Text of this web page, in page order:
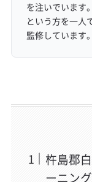
を注いでいます
という方を一人
監修しています。
杵島郡
ーニン